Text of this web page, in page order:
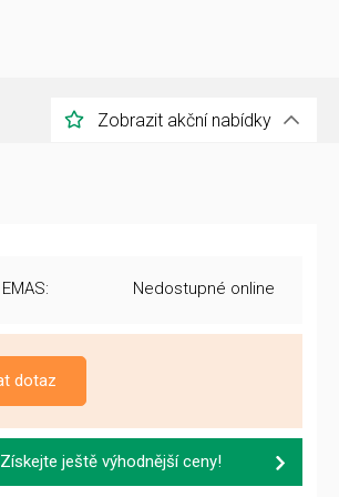
Zobrazit akční nabídky
Nedostupné online
dotaz
Získejte ještě výhodnější ceny!